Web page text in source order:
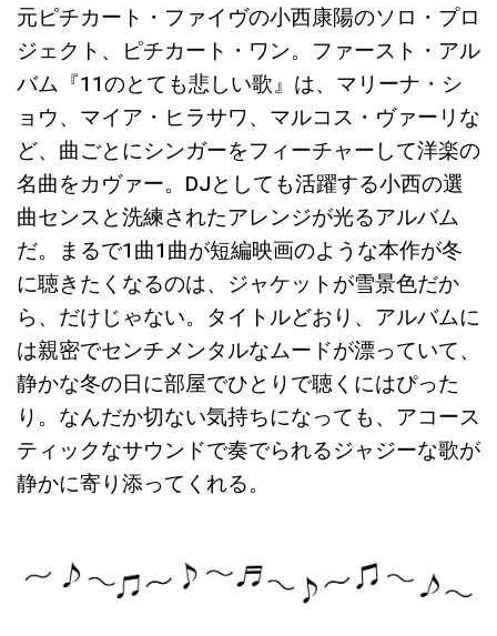
元ピチカート・ファイヴの小西康陽のソロ・プロ
ジェクト、ピチカート・ワン。ファースト・アル
バム『11のとても悲しい歌』は、マリーナ・シ
ョウ、マイア・ヒラサワ、マルコス・ヴァーリな
ど、曲ごとにシンガーをフィーチャーして洋楽の
名曲をカヴァー。DJとしても活躍する小西の選
曲センスと洗練されたアレンジが光るアルバム
だ。まるで1曲1曲が短編映画のような本作が冬
に聴きたくなるのは、ジャケットが雪景色だか
ら、だけじゃない。タイトルどおり、アルバムに
は親密でセンチメンタルなムードが漂っていて、
静かな冬の日に部屋でひとりで聴くにはぴった
り。なんだか切ない気持ちになっても、アコース
ティックなサウンドで奏でられるジャジーな歌が
静かに寄り添ってくれる。